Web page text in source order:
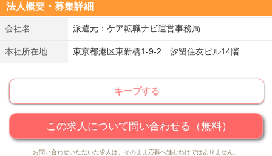
法人概要・募集詳細
会社名 派遣元：ケア転職ナビ運営事務局
本社所在地 東京都港区東新橋1-9-2 汐留住友ビル14階
キープする
この求人について問い合わせる（無料）
お問い合わせいただいた求人は、そのまま応募へ進むわけではありません。